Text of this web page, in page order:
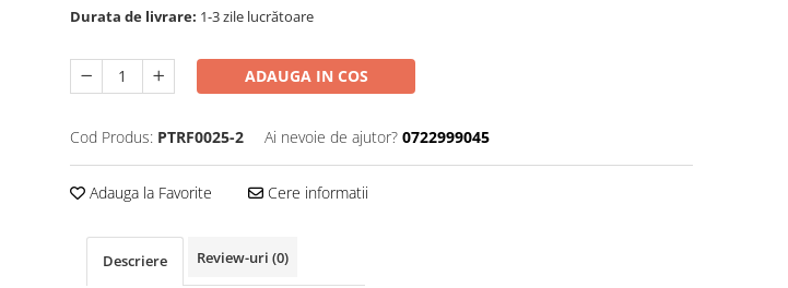
Durata de livrare: 1-3 zile lucrătoare
ADAUGA IN COS
Cod Produs: PTRF0025-2 Ai nevoie de ajutor? 0722999045
Adauga la Favorite Cere informatii
Descriere Review-uri (0)